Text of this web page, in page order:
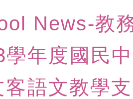
請許可一案
部水利署委託財
理「115年表揚
達人選拔活動」
月22日(星期六)辦
福系列活動—儒
園地景藝術節教
園藝術巡演」活
News-教
學年度國民
客語文教學